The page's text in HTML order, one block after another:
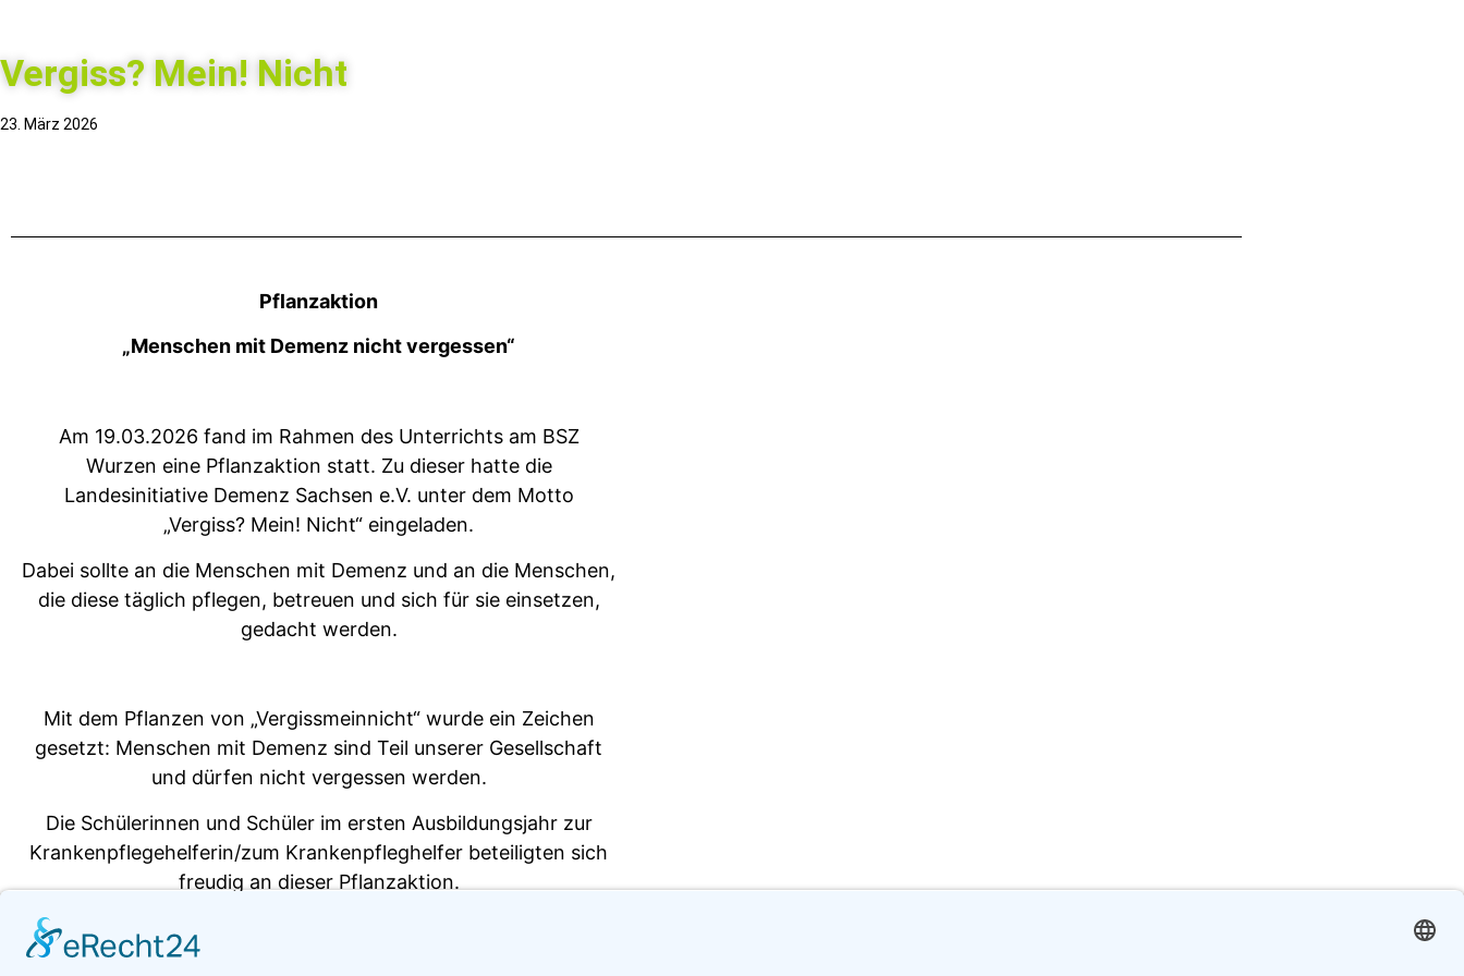
Vergiss? Mein! Nicht
23. März 2026
Pflanzaktion
„Menschen mit Demenz nicht vergessen“
Am 19.03.2026 fand im Rahmen des Unterrichts am BSZ
Wurzen eine Pflanzaktion statt. Zu dieser hatte die
Landesinitiative Demenz Sachsen e.V. unter dem Motto
„Vergiss? Mein! Nicht“ eingeladen.
Dabei sollte an die Menschen mit Demenz und an die Menschen,
die diese täglich pflegen, betreuen und sich für sie einsetzen,
gedacht werden.
Mit dem Pflanzen von „Vergissmeinnicht“ wurde ein Zeichen
gesetzt: Menschen mit Demenz sind Teil unserer Gesellschaft
und dürfen nicht vergessen werden.
Die Schülerinnen und Schüler im ersten Ausbildungsjahr zur
Krankenpflegehelferin/zum Krankenpfleghelfer beteiligten sich
freudig an dieser Pflanzaktion.